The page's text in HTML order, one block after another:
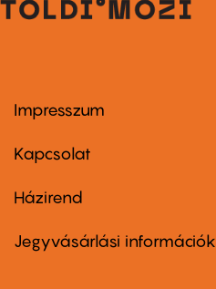
Footer
first
Impresszum
Kapcsolat
Footer
second
Házirend
Jegyvásárlási információk